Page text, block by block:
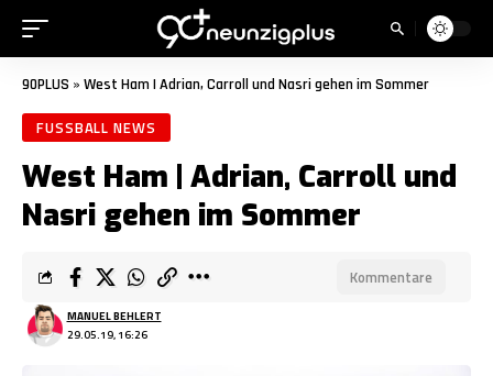
90PLUS » West Ham | Adrian, Carroll und Nasri gehen im Sommer
FUSSBALL NEWS
West Ham | Adrian, Carroll und
Nasri gehen im Sommer
29.05.19, 16:26
MANUEL BEHLERT
Kommentare